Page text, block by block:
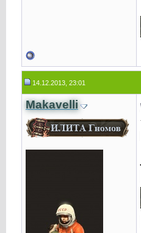
14.12.2013, 23:01
Makavelli